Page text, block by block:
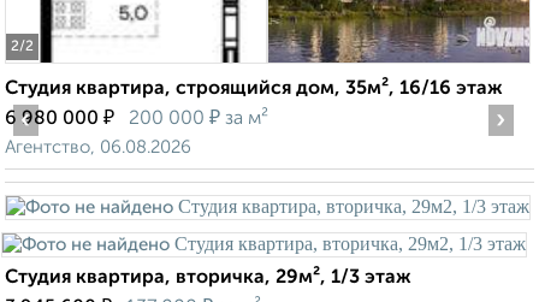
2/2
Студия квартира, строящийся дом, 35м², 16/16 этаж
6 980 000 ₽ 200 000 ₽ за м²
Агентство, 06.08.2026
‹ ›
Студия квартира, вторичка, 29м², 1/3 этаж